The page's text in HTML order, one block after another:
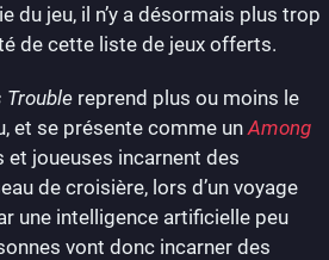
du jeu, il n’y a désormais plus trop
de cette liste de jeux offerts.
Trouble reprend plus ou moins le
et se présente comme un Among
et joueuses incarnent des
de croisière, lors d’un voyage
une intelligence artificielle peu
vont donc incarner des